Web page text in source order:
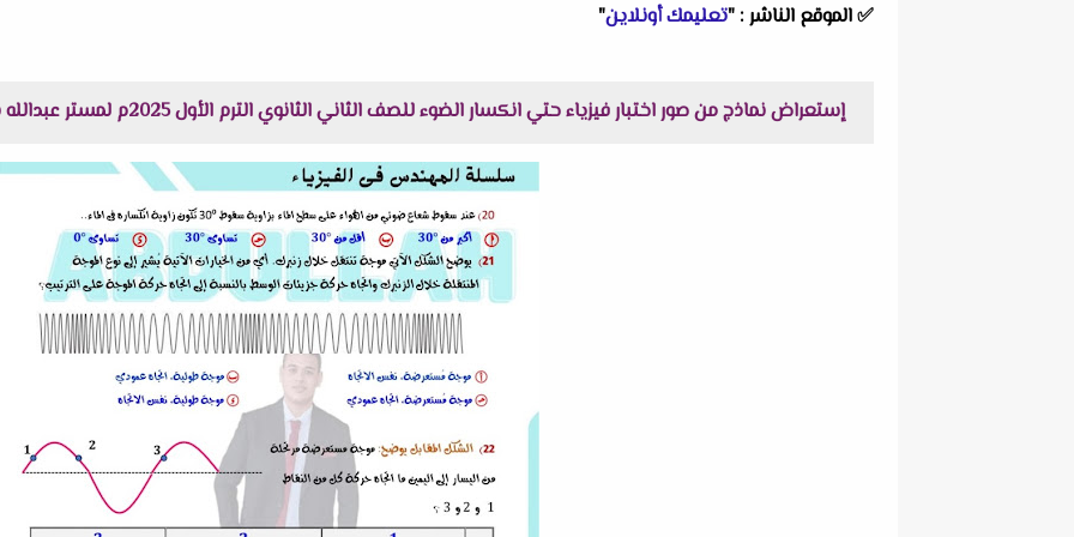
✅الموقع الناشر : "تعليمك أونلاين"
إستعراض نماذج من صور اختبار فيزياء حتي انكسار الضوء للصف الثاني الثانوي الترم الأول 2025م لمستر عبدالله شهاب هنا عبر موقعنا "